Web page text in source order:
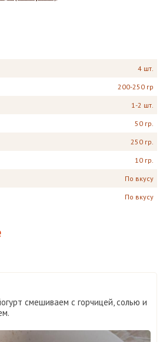
4 шт.
200-250 гр
1-2 шт.
50 гр.
250 гр.
10 гр.
По вкусу
По вкусу
смешиваем с горчицей, солью и